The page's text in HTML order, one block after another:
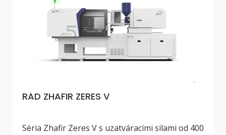
RAD ZHAFIR ZERES V
Séria Zhafir Zeres V s uzatváracími silami od 400